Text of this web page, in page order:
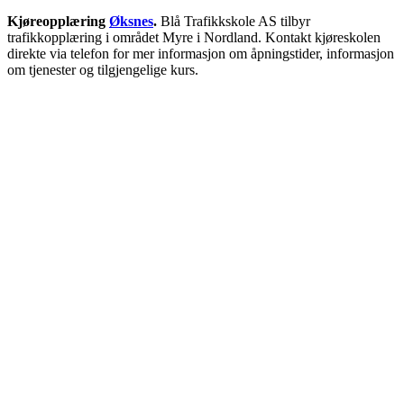
Kjøreopplæring Øksnes. Blå Trafikkskole AS tilbyr
trafikkopplæring i området Myre i Nordland. Kontakt kjøreskolen
direkte via telefon for mer informasjon om åpningstider, informasjon
om tjenester og tilgjengelige kurs.